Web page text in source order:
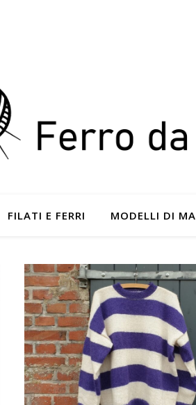
FILATI E FERRI MODELLI DI